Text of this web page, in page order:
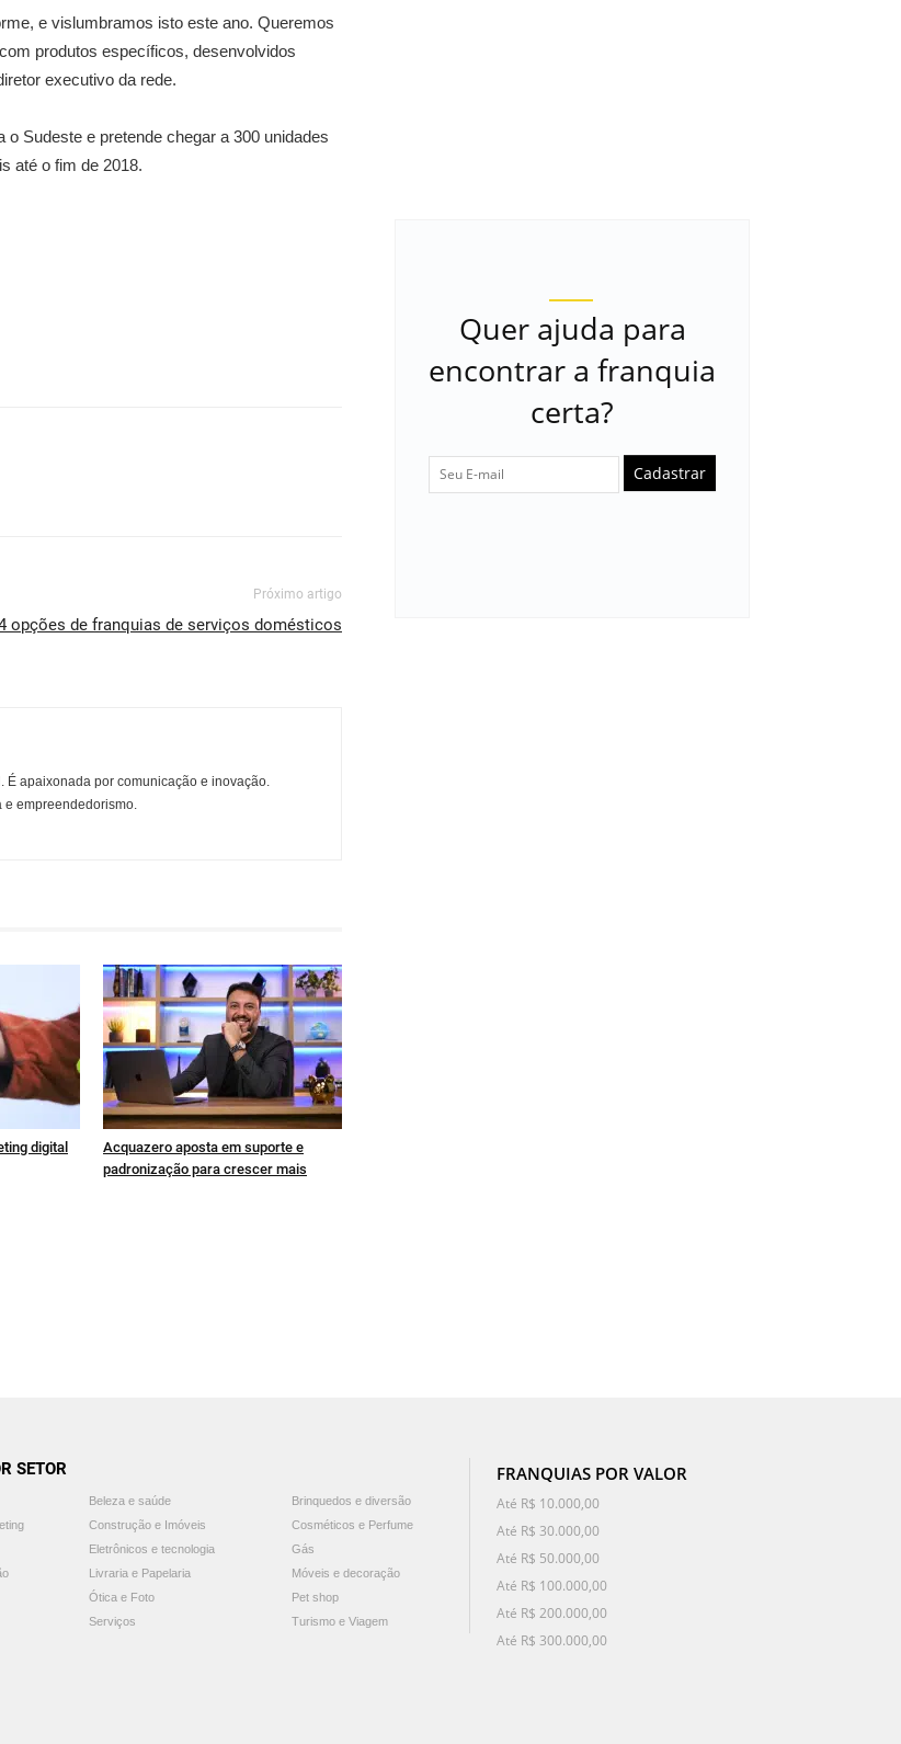
e vislumbramos isto este ano. Queremos
com produtos específicos, desenvolvidos
executivo da rede.
Sudeste e pretende chegar a 300 unidades
até o fim de 2018.
Próximo artigo
opções de franquias de serviços domésticos
apaixonada por comunicação e inovação.
e empreendedorismo.
digital
Acquazero aposta em suporte e
padronização para crescer mais
Quer ajuda para
encontrar a franquia
certa?
Cadastrar
SETOR
Beleza e saúde
Brinquedos e diversão
Construção e Imóveis
Cosméticos e Perfume
Eletrônicos e tecnologia
Gás
Livraria e Papelaria
Móveis e decoração
Ótica e Foto
Pet shop
Serviços Turismo e Viagem
FRANQUIAS POR VALOR
Até R$ 10.000,00
Até R$ 30.000,00
Até R$ 50.000,00
Até R$ 100.000,00
Até R$ 200.000,00
Até R$ 300.000,00